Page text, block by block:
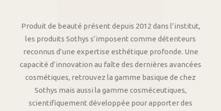
Produit de beauté présent depuis 2012 dans l’institut,
les produits Sothys s’imposent comme détenteurs
reconnus d’une expertise esthétique profonde. Une
capacité d’innovation au faîte des dernières avancées
cosmétiques, retrouvez la gamme basique de chez
Sothys mais aussi la gamme cosméceutiques,
scientifiquement développée pour apporter des